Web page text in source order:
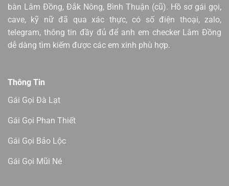
bàn Lâm Đồng, Đắk Nông, Bình Thuận (cũ). Hồ sơ gái gọi,
cave, kỹ nữ đã qua xác thực, có số điện thoại, zalo,
telegram, thông tin đầy đủ để anh em checker Lâm Đồng
dễ dàng tìm kiếm được các em xinh phù hợp.
Thông Tin
Gái Gọi Đà Lạt
Gái Gọi Phan Thiết
Gái Gọi Bảo Lộc
Gái Gọi Mũi Né